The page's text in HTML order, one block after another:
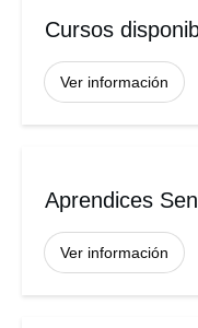
Cursos
Ver información
Aprendices
Ver información